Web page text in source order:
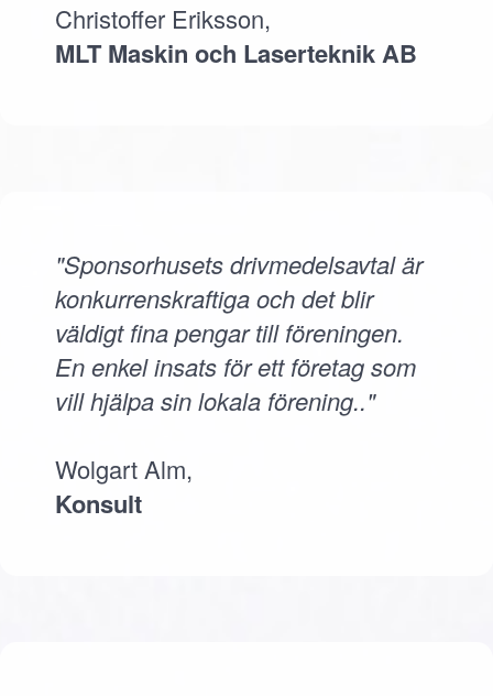
Christoffer Eriksson,
MLT Maskin och Laserteknik AB
"Sponsorhusets drivmedelsavtal är
konkurrenskraftiga och det blir
väldigt fina pengar till föreningen.
En enkel insats för ett företag som
vill hjälpa sin lokala förening.."
Wolgart Alm,
Konsult